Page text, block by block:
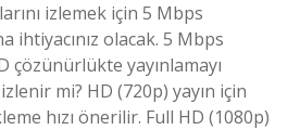
izlemek için 5 Mbps
ihtiyacınız olacak. 5 Mbps
çözünürlükte yayınlamayı
mi? HD (720p) yayın için
hızı önerilir. Full HD (1080p)